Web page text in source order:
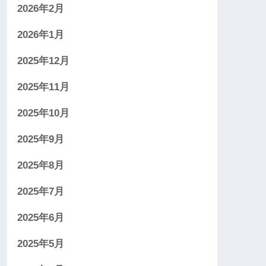
2026年2月
2026年1月
2025年12月
2025年11月
2025年10月
2025年9月
2025年8月
2025年7月
2025年6月
2025年5月